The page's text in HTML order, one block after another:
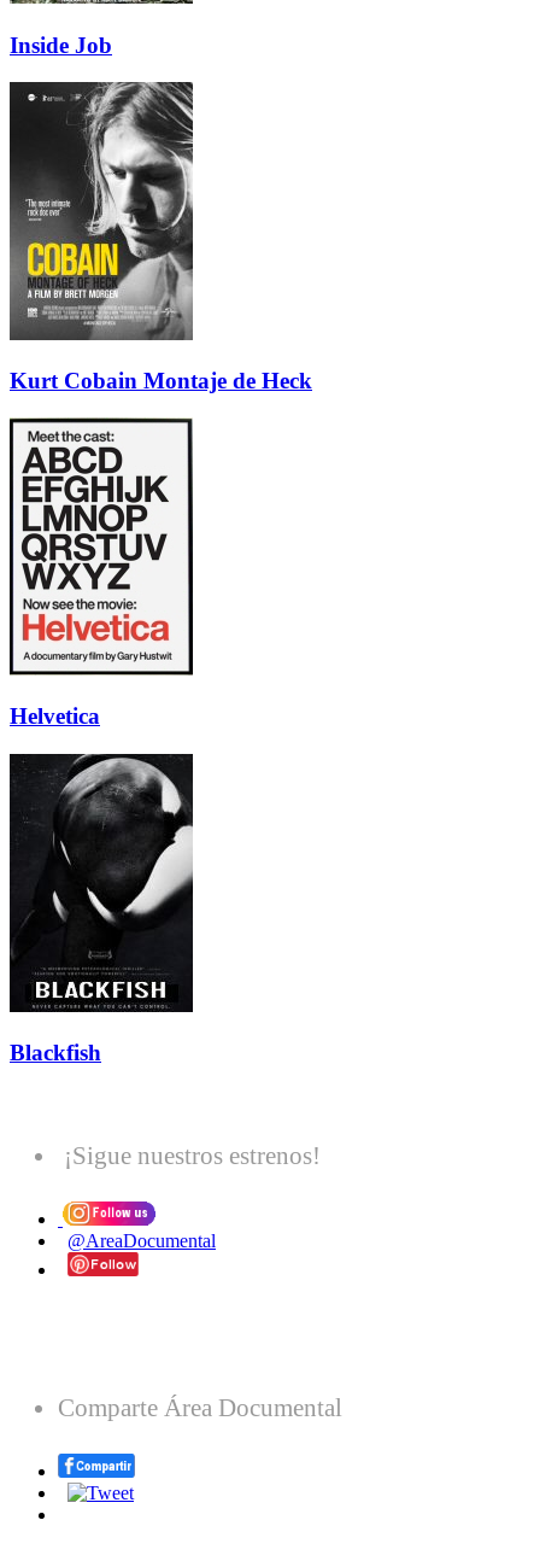
Inside Job
Kurt Cobain Montaje de Heck
Helvetica
Blackfish
¡Sigue nuestros estrenos!
@AreaDocumental
Comparte Área Documental